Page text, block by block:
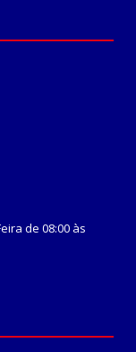
de 08:00 às